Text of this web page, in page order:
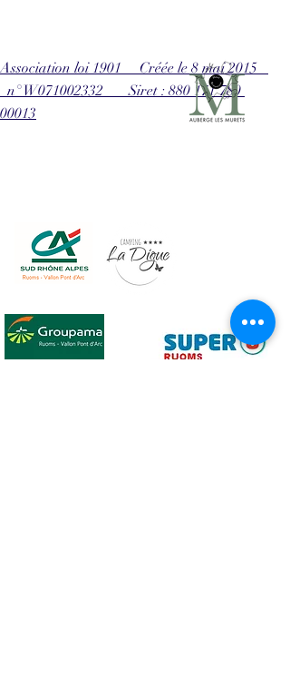
Association loi 1901 Créée le 8 mai 2015
n° W071002332 Siret : 880 171 780
00013